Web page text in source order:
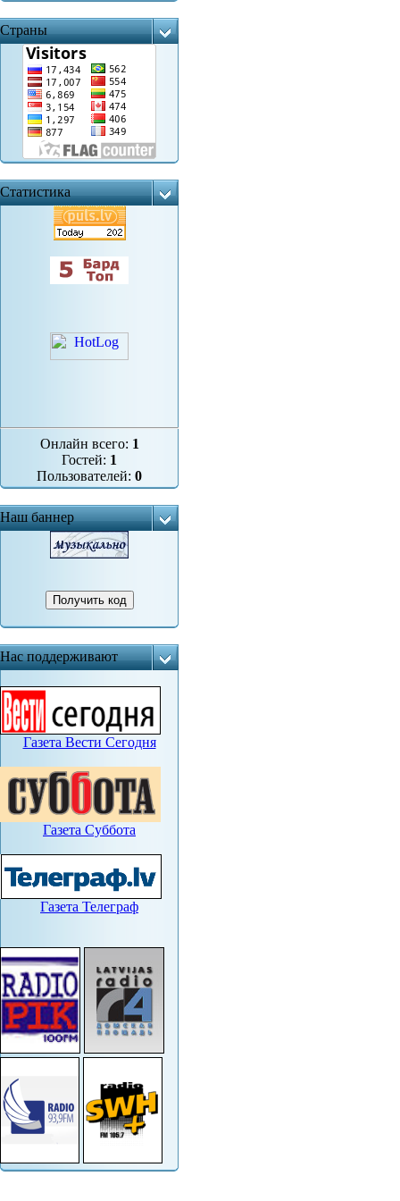
Страны
Статистика
Онлайн всего: 1
Гостей: 1
Пользователей: 0
Наш баннер
Нас поддерживают
Газета Вести Сегодня
Газета Суббота
Газета Телеграф